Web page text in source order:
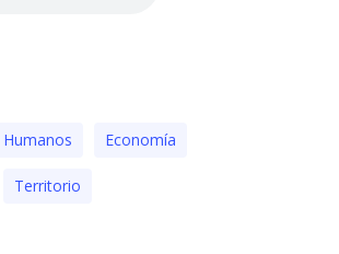
Economía
Territorio